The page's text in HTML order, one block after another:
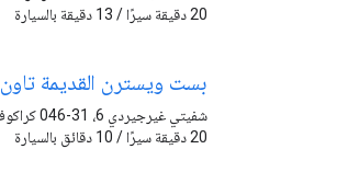
20 دقيقة سيرًا / 13 دقيقة بالسيارة
بست ويسترن القديمة تاون
شفيتي غيرجيردي 6، 31-046 كراكوف،
20 دقيقة سيرًا / 10 دقائق بالسيارة